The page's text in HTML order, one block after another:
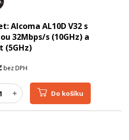
Alcoma AL10D V32 s
32Mbps/s (10GHz) a
(5GHz)
bez DPH
Do košíku